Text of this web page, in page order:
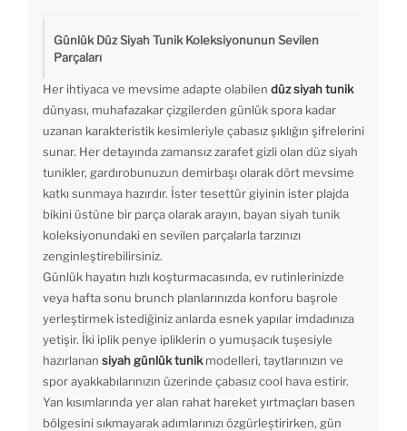
Günlük Düz Siyah Tunik Koleksiyonunun Sevilen
Parçaları
Her ihtiyaca ve mevsime adapte olabilen düz siyah tunik
dünyası, muhafazakar çizgilerden günlük spora kadar
uzanan karakteristik kesimleriyle çabasız şıklığın şifrelerini
sunar. Her detayında zamansız zarafet gizli olan düz siyah
tunikler, gardırobunuzun demirbaşı olarak dört mevsime
katkı sunmaya hazırdır. İster tesettür giyinin ister plajda
bikini üstüne bir parça olarak arayın, bayan siyah tunik
koleksiyonundaki en sevilen parçalarla tarzınızı
zenginleştirebilirsiniz.
Günlük hayatın hızlı koşturmacasında, ev rutinlerinizde
veya hafta sonu brunch planlarınızda konforu başrole
yerleştirmek istediğiniz anlarda esnek yapılar imdadınıza
yetişir. İki iplik penye ipliklerin o yumuşacık tuşesiyle
hazırlanan siyah günlük tunik modelleri, taytlarınızın ve
spor ayakkabılarınızın üzerinde çabasız cool hava estirir.
Yan kısımlarında yer alan rahat hareket yırtmaçları basen
bölgesini sıkmayarak adımlarınızı özgürleştirirken, gün